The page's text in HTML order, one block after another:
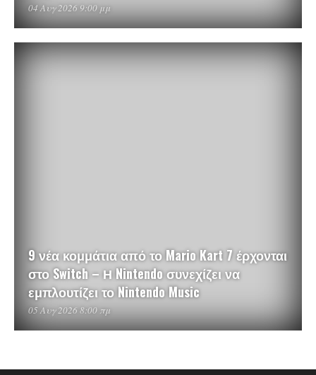
04 Αυγ 2026 9:00 μμ
9 νέα κομμάτια από το Mario Kart 7 έρχονται
στο Switch – Η Nintendo συνεχίζει να
εμπλουτίζει το Nintendo Music
05 Αυγ 2026 8:00 πμ